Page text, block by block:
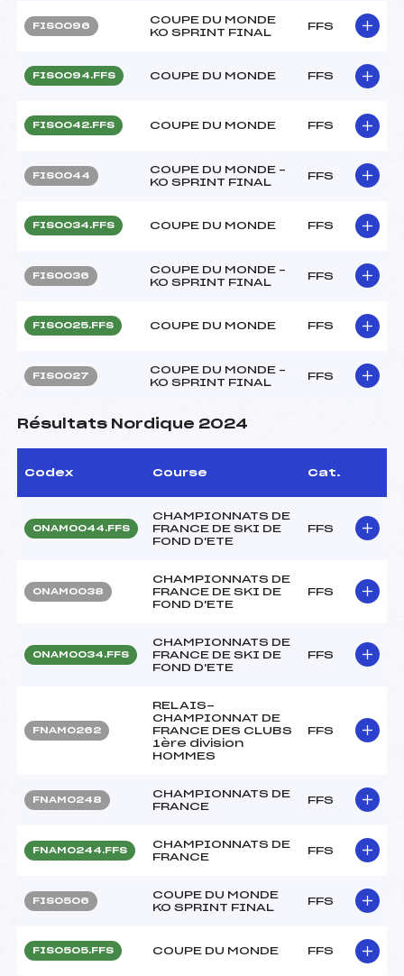
FIS0096
COUPE DU MONDE
KO SPRINT FINAL
FFS
FIS0094.FFS COUPE DU MONDE FFS
FIS0042.FFS COUPE DU MONDE FFS
FIS0044
COUPE DU MONDE –
KO SPRINT FINAL
FFS
FIS0034.FFS COUPE DU MONDE FFS
FIS0036
COUPE DU MONDE –
KO SPRINT FINAL
FFS
FIS0025.FFS COUPE DU MONDE FFS
FIS0027
COUPE DU MONDE –
KO SPRINT FINAL
FFS
Résultats Nordique 2024
Codex Course Cat.
ONAM0044.FFS
CHAMPIONNATS DE
FRANCE DE SKI DE
FOND D'ETE
FFS
ONAM0038
CHAMPIONNATS DE
FRANCE DE SKI DE
FOND D'ETE
FFS
ONAM0034.FFS
CHAMPIONNATS DE
FRANCE DE SKI DE
FOND D'ETE
FFS
FNAM0262
RELAIS-
CHAMPIONNAT DE
FRANCE DES CLUBS
1ère division
HOMMES
FFS
FNAM0248
CHAMPIONNATS DE
FRANCE
FFS
FNAM0244.FFS
CHAMPIONNATS DE
FRANCE
FFS
FIS0506
COUPE DU MONDE
KO SPRINT FINAL
FFS
FIS0505.FFS COUPE DU MONDE FFS